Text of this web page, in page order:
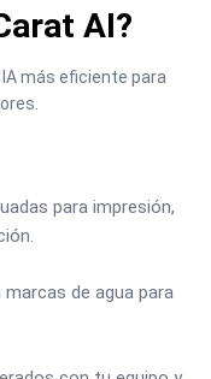
AI?
más eficiente para
para impresión,
de agua para